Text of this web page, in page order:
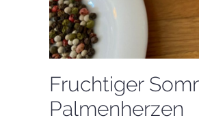
Fruchtiger
Palmenherzen